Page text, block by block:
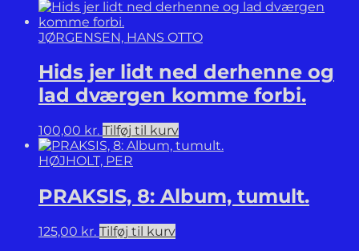
JØRGENSEN, HANS OTTO
Hids jer lidt ned derhenne og
lad dværgen komme forbi.
100,00 kr. Tilføj til kurv
HØJHOLT, PER
PRAKSIS, 8: Album, tumult.
125,00 kr. Tilføj til kurv